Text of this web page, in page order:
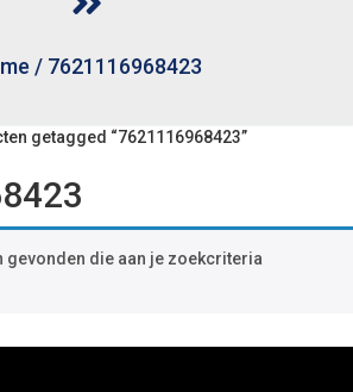
/ 7621116968423
getagged “7621116968423”
gevonden die aan je zoekcriteria